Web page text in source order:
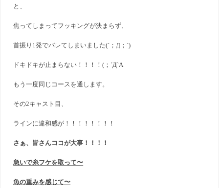
と、
焦ってしまってフッキングが決まらず、
首振り1発でバレてしまいました(´；Д；`)
ドキドキが止まらない！！！！(；´Д`A
もう一度同じコースを通します。
その2キャスト目、
ラインに違和感が！！！！！！！！
さぁ、皆さんココが大事！！！！
急いで糸フケを取って〜
魚の重みを感じて〜